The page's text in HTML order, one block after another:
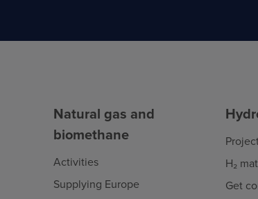
Natural gas and
biomethane
Activities
Supplying Europe
H₂
Get